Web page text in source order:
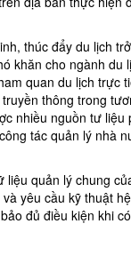
thúc đẩy du lịch
khăn cho ngành du
quan du lịch trực
thông trong
nhiều nguồn tư liệu
tác quản lý nhà
quản lý chung
yêu cầu kỹ thuật
đủ điều kiện khi
Khu lưu niệm Chủ
Bộ trưởng Phạm
KHU DU LỊCH VINH
VĂN THÁNH MIẾU
Đình Tân Hoa